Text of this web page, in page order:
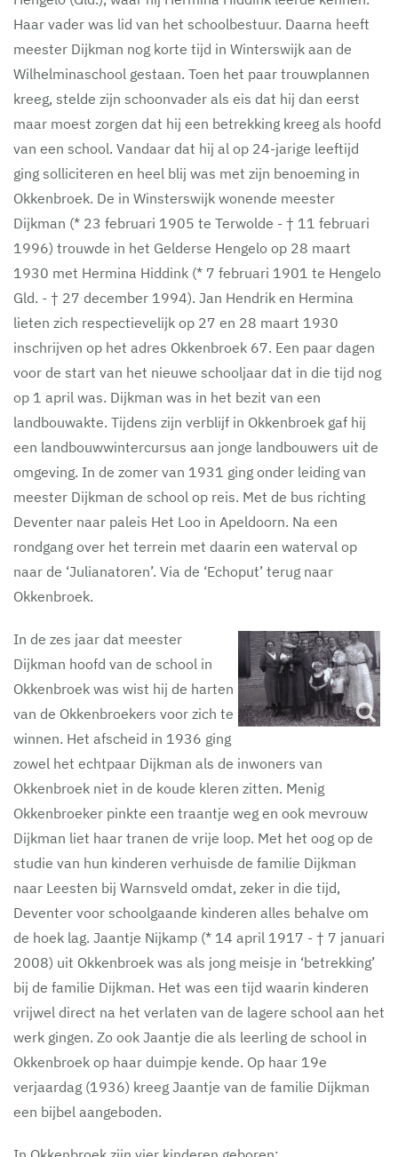
Haar vader was lid van het schoolbestuur. Daarna heeft
meester Dijkman nog korte tijd in Winterswijk aan de
Wilhelminaschool gestaan. Toen het paar trouwplannen
kreeg, stelde zijn schoonvader als eis dat hij dan eerst
maar moest zorgen dat hij een betrekking kreeg als hoofd
van een school. Vandaar dat hij al op 24-jarige leeftijd
ging solliciteren en heel blij was met zijn benoeming in
Okkenbroek. De in Winsterswijk wonende meester
Dijkman (* 23 februari 1905 te Terwolde - † 11 februari
1996) trouwde in het Gelderse Hengelo op 28 maart
1930 met Hermina Hiddink (* 7 februari 1901 te Hengelo
Gld. - † 27 december 1994). Jan Hendrik en Hermina
lieten zich respectievelijk op 27 en 28 maart 1930
inschrijven op het adres Okkenbroek 67. Een paar dagen
voor de start van het nieuwe schooljaar dat in die tijd nog
op 1 april was. Dijkman was in het bezit van een
landbouwakte. Tijdens zijn verblijf in Okkenbroek gaf hij
een landbouwwintercursus aan jonge landbouwers uit de
omgeving. In de zomer van 1931 ging onder leiding van
meester Dijkman de school op reis. Met de bus richting
Deventer naar paleis Het Loo in Apeldoorn. Na een
rondgang over het terrein met daarin een waterval op
naar de ‘Julianatoren’. Via de ‘Echoput’ terug naar
Okkenbroek.
In de zes jaar dat meester
Dijkman hoofd van de school in
Okkenbroek was wist hij de harten
van de Okkenbroekers voor zich te
winnen. Het afscheid in 1936 ging
zowel het echtpaar Dijkman als de inwoners van
Okkenbroek niet in de koude kleren zitten. Menig
Okkenbroeker pinkte een traantje weg en ook mevrouw
Dijkman liet haar tranen de vrije loop. Met het oog op de
studie van hun kinderen verhuisde de familie Dijkman
naar Leesten bij Warnsveld omdat, zeker in die tijd,
Deventer voor schoolgaande kinderen alles behalve om
de hoek lag. Jaantje Nijkamp (* 14 april 1917 - † 7 januari
2008) uit Okkenbroek was als jong meisje in ‘betrekking’
bij de familie Dijkman. Het was een tijd waarin kinderen
vrijwel direct na het verlaten van de lagere school aan het
werk gingen. Zo ook Jaantje die als leerling de school in
Okkenbroek op haar duimpje kende. Op haar 19e
verjaardag (1936) kreeg Jaantje van de familie Dijkman
een bijbel aangeboden.